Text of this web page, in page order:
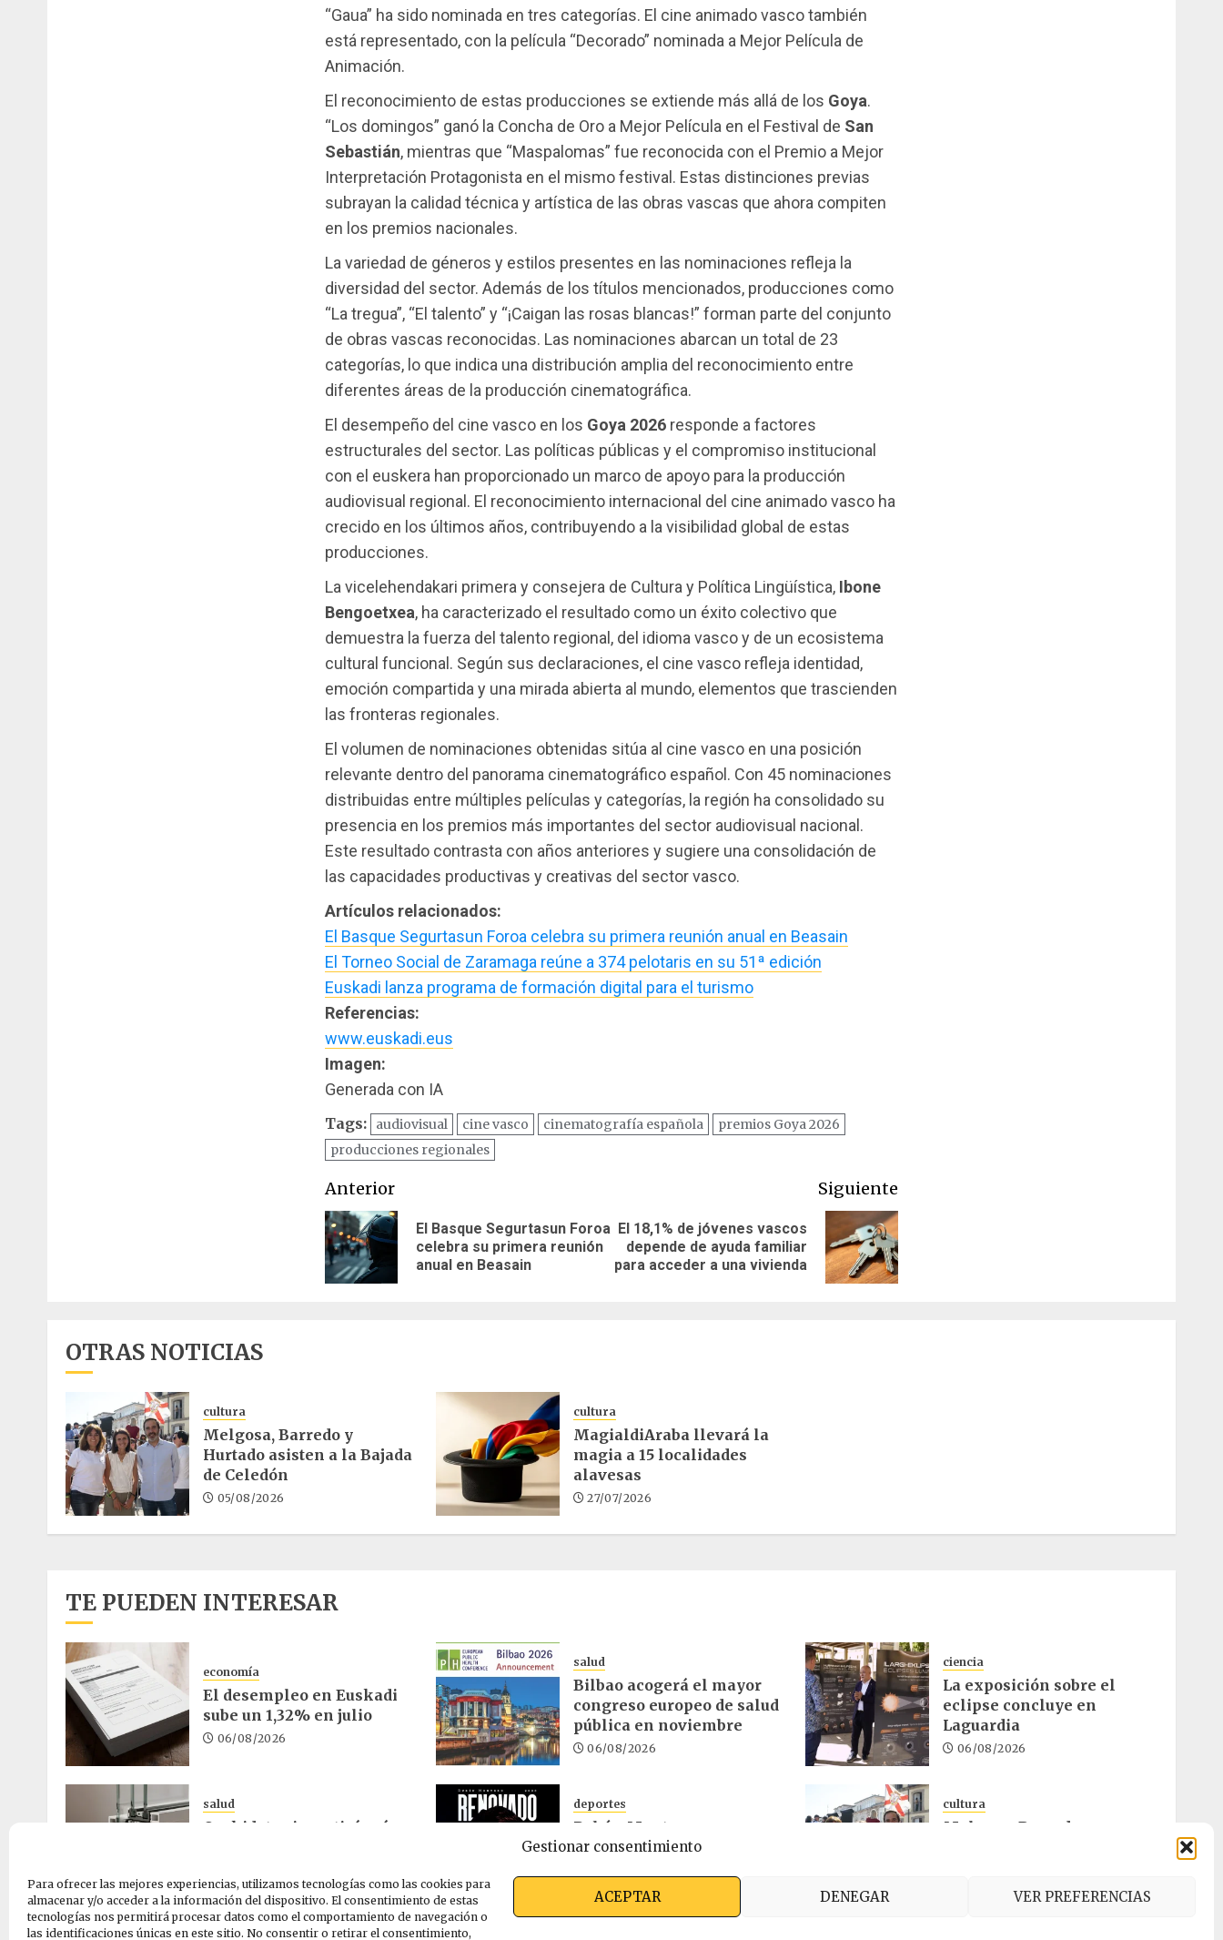
Gestionar consentimiento
Para ofrecer las mejores experiencias, utilizamos tecnologías como las cookies para
almacenar y/o acceder a la información del dispositivo. El consentimiento de estas
tecnologías nos permitirá procesar datos como el comportamiento de navegación o
las identificaciones únicas en este sitio. No consentir o retirar el consentimiento,
ACEPTAR DENEGAR VER PREFERENCIAS
“Gaua” ha sido nominada en tres categorías. El cine animado vasco también
está representado, con la película “Decorado” nominada a Mejor Película de
Animación.
El reconocimiento de estas producciones se extiende más allá de los Goya.
“Los domingos” ganó la Concha de Oro a Mejor Película en el Festival de San
Sebastián, mientras que “Maspalomas” fue reconocida con el Premio a Mejor
Interpretación Protagonista en el mismo festival. Estas distinciones previas
subrayan la calidad técnica y artística de las obras vascas que ahora compiten
en los premios nacionales.
La variedad de géneros y estilos presentes en las nominaciones refleja la
diversidad del sector. Además de los títulos mencionados, producciones como
“La tregua”, “El talento” y “¡Caigan las rosas blancas!” forman parte del conjunto
de obras vascas reconocidas. Las nominaciones abarcan un total de 23
categorías, lo que indica una distribución amplia del reconocimiento entre
diferentes áreas de la producción cinematográfica.
El desempeño del cine vasco en los Goya 2026 responde a factores
estructurales del sector. Las políticas públicas y el compromiso institucional
con el euskera han proporcionado un marco de apoyo para la producción
audiovisual regional. El reconocimiento internacional del cine animado vasco ha
crecido en los últimos años, contribuyendo a la visibilidad global de estas
producciones.
La vicelehendakari primera y consejera de Cultura y Política Lingüística, Ibone
Bengoetxea, ha caracterizado el resultado como un éxito colectivo que
demuestra la fuerza del talento regional, del idioma vasco y de un ecosistema
cultural funcional. Según sus declaraciones, el cine vasco refleja identidad,
emoción compartida y una mirada abierta al mundo, elementos que trascienden
las fronteras regionales.
El volumen de nominaciones obtenidas sitúa al cine vasco en una posición
relevante dentro del panorama cinematográfico español. Con 45 nominaciones
distribuidas entre múltiples películas y categorías, la región ha consolidado su
presencia en los premios más importantes del sector audiovisual nacional.
Este resultado contrasta con años anteriores y sugiere una consolidación de
las capacidades productivas y creativas del sector vasco.
Artículos relacionados:
El Basque Segurtasun Foroa celebra su primera reunión anual en Beasain
El Torneo Social de Zaramaga reúne a 374 pelotaris en su 51ª edición
Euskadi lanza programa de formación digital para el turismo
Referencias:
www.euskadi.eus
Imagen:
Generada con IA
Tags: audiovisual cine vasco cinematografía española
premios Goya 2026
producciones regionales
Navegación
de
entradas
Anterior
Entrada
anterior:
El Basque Segurtasun Foroa
celebra su primera reunión
anual en Beasain
Siguiente
Siguiente
entrada:
El 18,1% de jóvenes vascos
depende de ayuda familiar
para acceder a una vivienda
OTRAS NOTICIAS
cultura
Melgosa, Barredo y
Hurtado asisten a la Bajada
de Celedón
05/08/2026
cultura
MagialdiAraba llevará la
magia a 15 localidades
alavesas
27/07/2026
TE PUEDEN INTERESAR
economía
El desempleo en Euskadi
sube un 1,32% en julio
06/08/2026
salud
Bilbao acogerá el mayor
congreso europeo de salud
pública en noviembre
06/08/2026
ciencia
La exposición sobre el
eclipse concluye en
Laguardia
06/08/2026
salud
Osakidetza invertirá más
05/08/2026
deportes
Rubén Montero renueva
con el Deportivo Alavés
05/08/2026
cultura
Melgosa, Barredo y
05/08/2026